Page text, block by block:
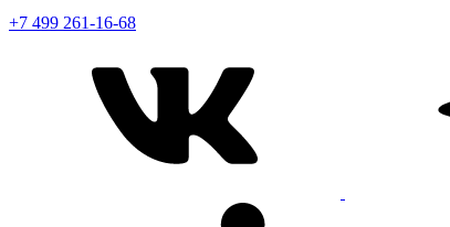
+7 499 261-16-68